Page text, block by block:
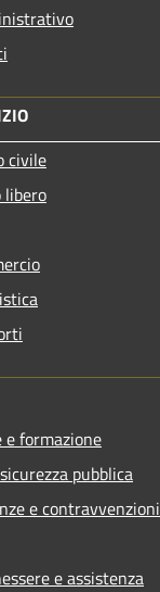
civile
libero
e formazione
pubblica
e contravvenzioni
e assistenza